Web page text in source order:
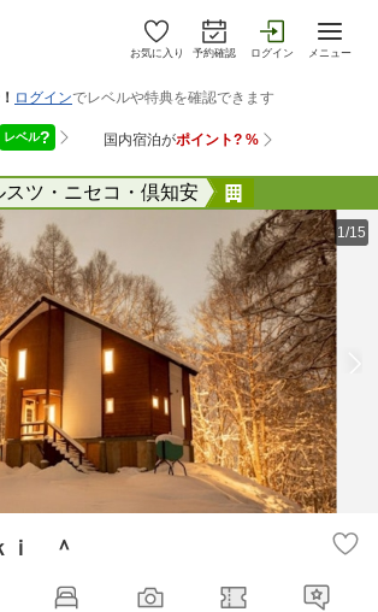
お気に入り 予約確認 ログイン メニュー
スツ・ニセコ・倶知安
1/15
ｉ ＾